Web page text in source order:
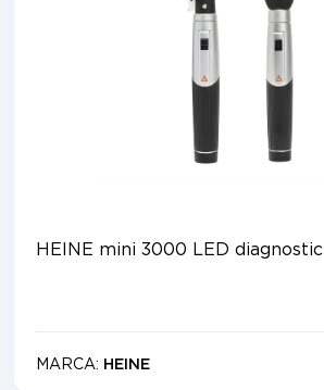
HEINE mini 3000 LED diagnostic
MARCA: HEINE